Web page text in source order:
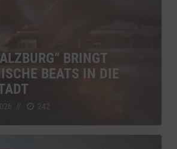
BRINGT
BEATS IN DIE
// 242